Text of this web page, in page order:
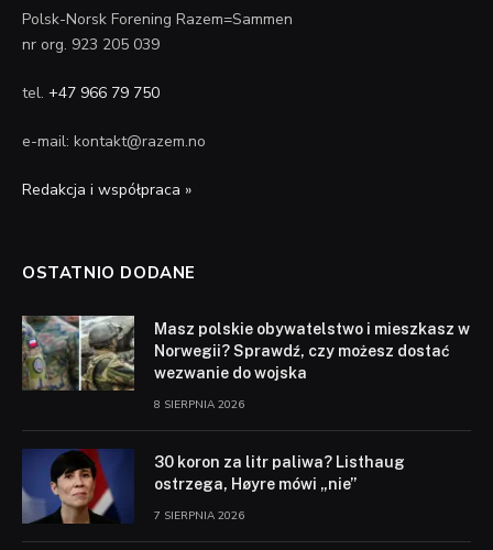
Polsk-Norsk Forening Razem=Sammen
nr org. 923 205 039
tel. +47 966 79 750
e-mail: kontakt@razem.no
Redakcja i współpraca »
OSTATNIO DODANE
Masz polskie obywatelstwo i mieszkasz w
Norwegii? Sprawdź, czy możesz dostać
wezwanie do wojska
8 SIERPNIA 2026
30 koron za litr paliwa? Listhaug
ostrzega, Høyre mówi „nie”
7 SIERPNIA 2026